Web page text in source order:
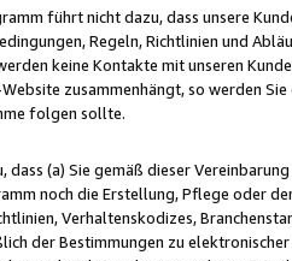
führt nicht dazu, dass unsere
Regeln, Richtlinien und
keine Kontakte mit unseren
zusammenhängt, so werden
folgen sollte.
dass (a) Sie gemäß dieser
noch die Erstellung, Pflege oder
Verhaltenskodizes,
der Bestimmungen zu